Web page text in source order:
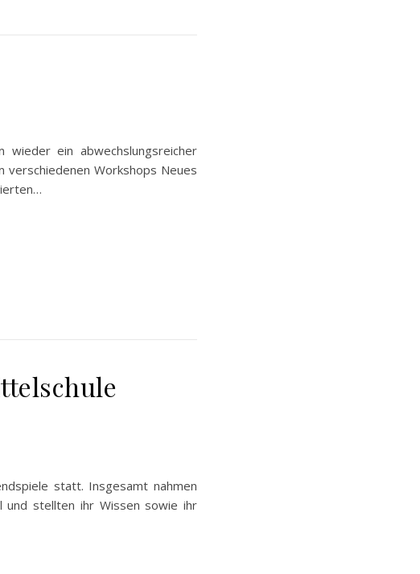
ein abwechslungsreicher
verschiedenen Workshops Neues
statt. Insgesamt nahmen
und stellten ihr Wissen sowie ihr